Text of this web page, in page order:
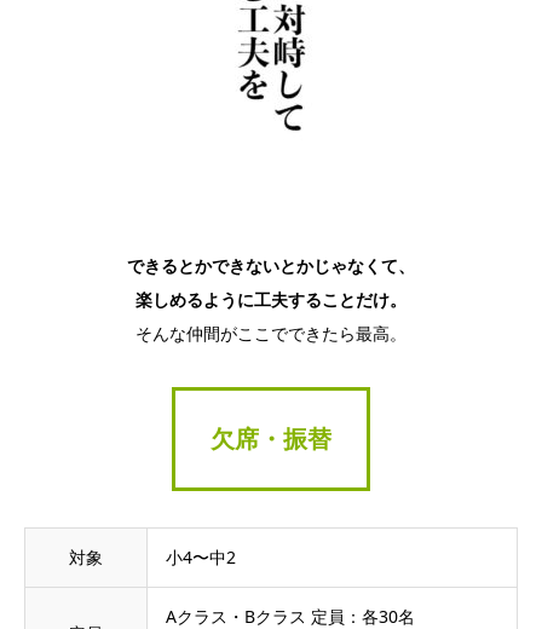
できるとかできないとかじゃなくて、
楽しめるように工夫することだけ。
そんな仲間がここでできたら最高。
欠席・振替
対象 小4〜中2
Aクラス・Bクラス 定員：各30名